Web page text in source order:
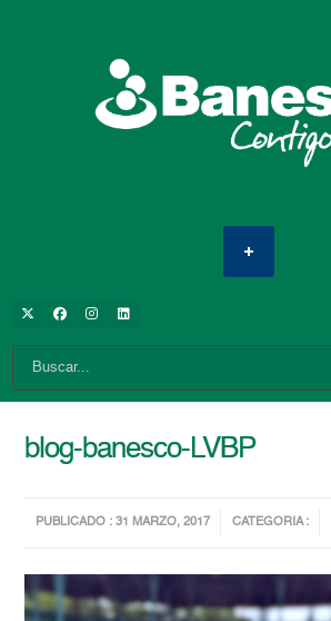
blog-banesco-LVBP
PUBLICADO : 31 MARZO, 2017 CATEGORIA :